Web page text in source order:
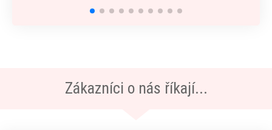
Zákazníci o nás říkají...